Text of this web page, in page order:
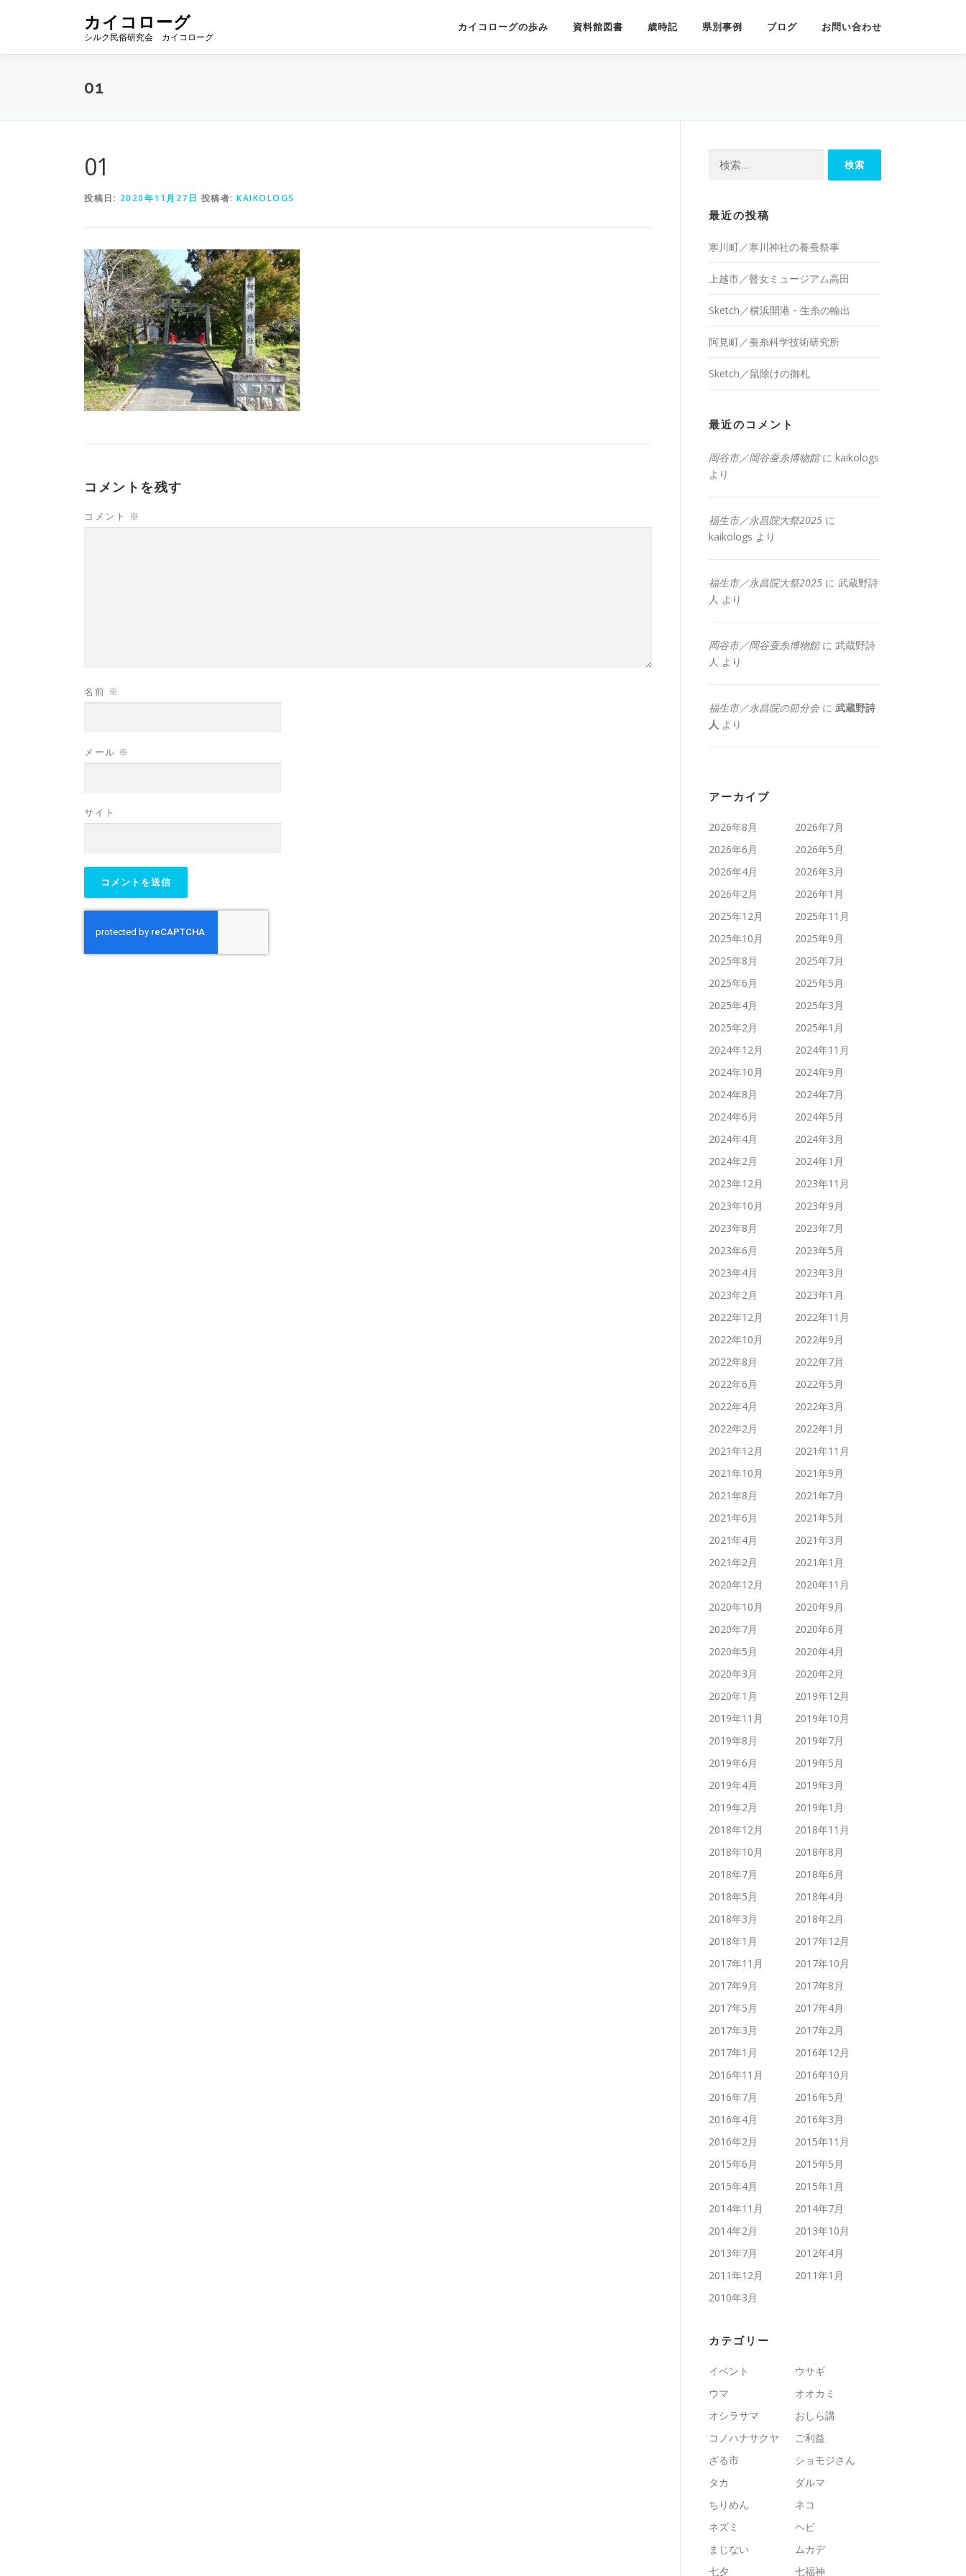
ン
カイコローグ
シルク民俗研究会 カイコローグ
カイコローグの歩み 資料館図書 歳時記 県別事例 ブログ お問い合わせ
01
01
投稿日: 2020年11月27日 投稿者: KAIKOLOGS
コメントを残す
コメント ※
名前 ※
メール ※
サイト
最近の投稿
寒川町／寒川神社の養蚕祭事
上越市／瞽女ミュージアム高田
Sketch／横浜開港・生糸の輸出
阿見町／蚕糸科学技術研究所
Sketch／鼠除けの御札
最近のコメント
岡谷市／岡谷蚕糸博物館に kaikologs
より
福生市／永昌院大祭2025 に
kaikologs より
福生市／永昌院大祭2025 に 武蔵野詩
人 より
岡谷市／岡谷蚕糸博物館に 武蔵野詩
人 より
福生市／永昌院の節分会に 武蔵野詩
人 より
アーカイブ
2026年8月
2026年7月
2026年6月
2026年5月
2026年4月
2026年3月
2026年2月
2026年1月
2025年12月
2025年11月
2025年10月
2025年9月
2025年8月
2025年7月
2025年6月
2025年5月
2025年4月
2025年3月
2025年2月
2025年1月
2024年12月
2024年11月
2024年10月
2024年9月
2024年8月
2024年7月
2024年6月
2024年5月
2024年4月
2024年3月
2024年2月
2024年1月
2023年12月
2023年11月
2023年10月
2023年9月
2023年8月
2023年7月
2023年6月
2023年5月
2023年4月
2023年3月
2023年2月
2023年1月
2022年12月
2022年11月
2022年10月
2022年9月
2022年8月
2022年7月
2022年6月
2022年5月
2022年4月
2022年3月
2022年2月
2022年1月
2021年12月
2021年11月
2021年10月
2021年9月
2021年8月
2021年7月
2021年6月
2021年5月
2021年4月
2021年3月
2021年2月
2021年1月
2020年12月
2020年11月
2020年10月
2020年9月
2020年7月
2020年6月
2020年5月
2020年4月
2020年3月
2020年2月
2020年1月
2019年12月
2019年11月
2019年10月
2019年8月
2019年7月
2019年6月
2019年5月
2019年4月
2019年3月
2019年2月
2019年1月
2018年12月
2018年11月
2018年10月
2018年8月
2018年7月
2018年6月
2018年5月
2018年4月
2018年3月
2018年2月
2018年1月
2017年12月
2017年11月
2017年10月
2017年9月
2017年8月
2017年5月
2017年4月
2017年3月
2017年2月
2017年1月
2016年12月
2016年11月
2016年10月
2016年7月
2016年5月
2016年4月
2016年3月
2016年2月
2015年11月
2015年6月
2015年5月
2015年4月
2015年1月
2014年11月
2014年7月
2014年2月
2013年10月
2013年7月
2012年4月
2011年12月
2011年1月
2010年3月
カテゴリー
イベント
ウサギ
ウマ
オオカミ
オシラサマ
おしら講
コノハナサクヤ
ご利益
ざる市
ショモジさん
タカ
ダルマ
ちりめん
ネコ
ネズミ
ヘビ
まじない
ムカデ
七夕
七福神